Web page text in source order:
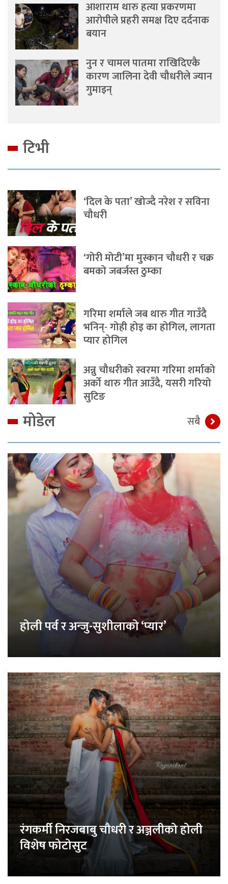
आशाराम थारु हत्या प्रकरणमा
आरोपीले प्रहरी समक्ष दिए दर्दनाक
बयान
नुन र चामल पातमा राखिदिएकै
कारण जालिना देवी चौधरीले ज्यान
गुमाइन्
टिभी
‘दिल के पता’ खोज्दै नरेश र सविना
चौधरी
‘गोरी मोटी’मा मुस्कान चौधरी र चक्र
बमको जबर्जस्त ठुम्का
गरिमा शर्माले जब थारु गीत गाउँदै
भनिन्- गोही होइ का होगिल, लागता
प्यार होगिल
अन्नु चौधरीको स्वरमा गरिमा शर्माको
अर्को थारु गीत आउँदै, यसरी गरियो
सुटिङ
मोडेल सबै
होली पर्व र अन्जु-सुशीलाको ‘प्यार’
रंगकर्मी निरजबाबु चौधरी र अञ्जलीको होली
विशेष फोटोसुट